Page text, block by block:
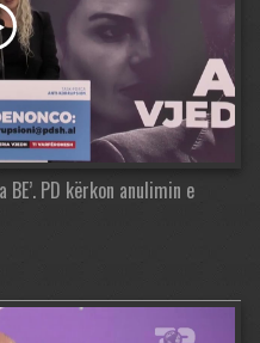
BE’. PD kërkon anulimin e